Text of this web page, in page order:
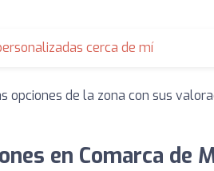
cerca de mí
opciones de la zona con sus
en Comarca de